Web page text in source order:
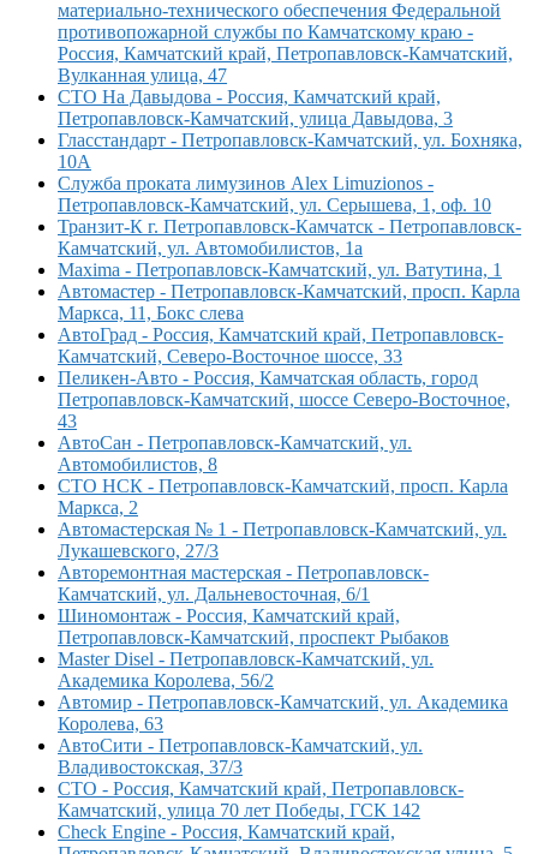
материально-технического обеспечения Федеральной
противопожарной службы по Камчатскому краю -
Россия, Камчатский край, Петропавловск-Камчатский,
Вулканная улица, 47
СТО На Давыдова - Россия, Камчатский край,
Петропавловск-Камчатский, улица Давыдова, 3
Гласстандарт - Петропавловск-Камчатский, ул. Бохняка,
10А
Служба проката лимузинов Alex Limuzionos -
Петропавловск-Камчатский, ул. Серышева, 1, оф. 10
Транзит-К г. Петропавловск-Камчатск - Петропавловск-
Камчатский, ул. Автомобилистов, 1а
Maxima - Петропавловск-Камчатский, ул. Ватутина, 1
Автомастер - Петропавловск-Камчатский, просп. Карла
Маркса, 11, Бокс слева
АвтоГрад - Россия, Камчатский край, Петропавловск-
Камчатский, Северо-Восточное шоссе, 33
Пеликен-Авто - Россия, Камчатская область, город
Петропавловск-Камчатский, шоссе Северо-Восточное,
43
АвтоСан - Петропавловск-Камчатский, ул.
Автомобилистов, 8
СТО НСК - Петропавловск-Камчатский, просп. Карла
Маркса, 2
Автомастерская № 1 - Петропавловск-Камчатский, ул.
Лукашевского, 27/3
Авторемонтная мастерская - Петропавловск-
Камчатский, ул. Дальневосточная, 6/1
Шиномонтаж - Россия, Камчатский край,
Петропавловск-Камчатский, проспект Рыбаков
Master Disel - Петропавловск-Камчатский, ул.
Академика Королева, 56/2
Автомир - Петропавловск-Камчатский, ул. Академика
Королева, 63
АвтоСити - Петропавловск-Камчатский, ул.
Владивостокская, 37/3
СТО - Россия, Камчатский край, Петропавловск-
Камчатский, улица 70 лет Победы, ГСК 142
Check Engine - Россия, Камчатский край,